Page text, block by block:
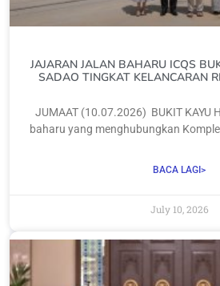
JAJARAN JALAN BAHARU ICQS
SADAO TINGKAT KELANCARAN
JUMAAT (10.07.2026) ‎ ‎BUKIT KAYU
baharu yang menghubungkan
BACA LAGI>
July 10, 2026